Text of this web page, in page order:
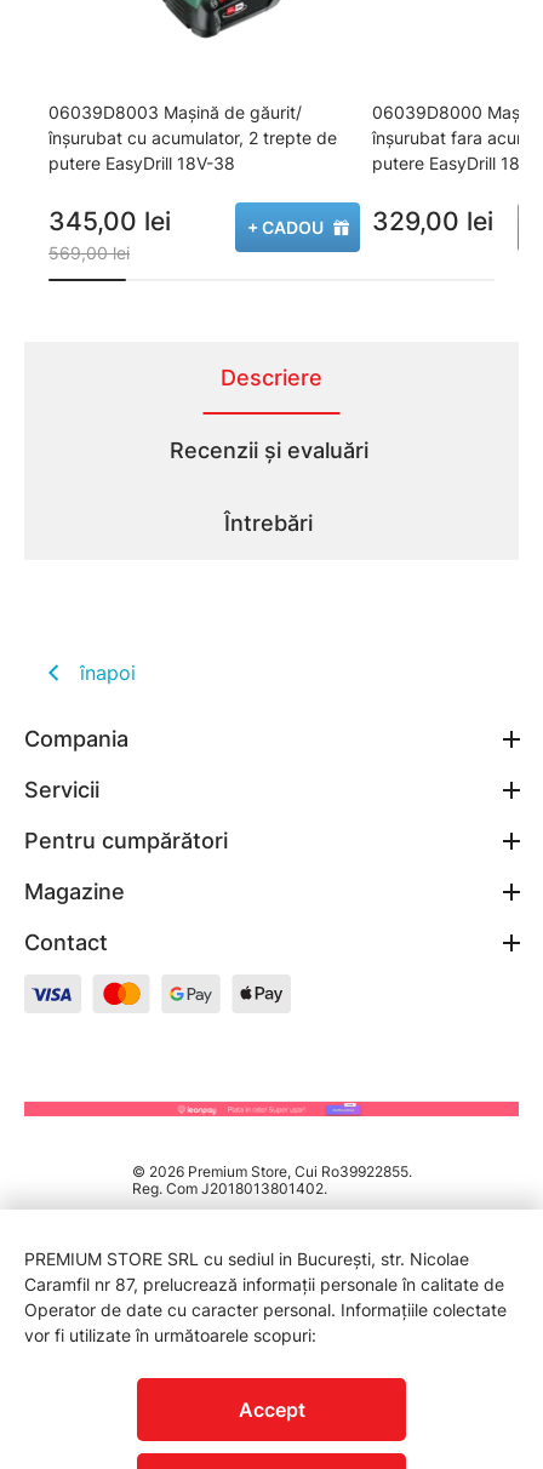
06039D8003 Maşină de găurit/
înşurubat cu acumulator, 2 trepte de
putere EasyDrill 18V-38
345,00 lei
569,00 lei
+ CADOU
06039D8000
înşurubat fara
putere EasyDrill 18V-
329,00 lei
Descriere
Recenzii și evaluări
Întrebări
înapoi
Compania
Servicii
Pentru cumpărători
Magazine
Contact
© 2026 Premium Store, Cui Ro39922855.
Reg. Com J2018013801402.
PREMIUM STORE SRL cu sediul in București, str. Nicolae
Caramfil nr 87, prelucrează informații personale în calitate de
Operator de date cu caracter personal. Informațiile colectate
vor fi utilizate în următoarele scopuri:
Accept